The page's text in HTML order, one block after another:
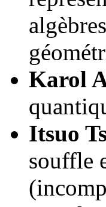
Karol
Itsuo
souffle